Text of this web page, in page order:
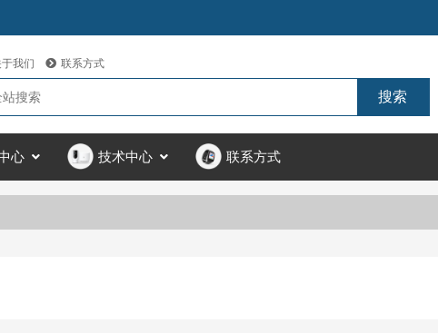
我们 联系方式
心 技术中心 联系方式